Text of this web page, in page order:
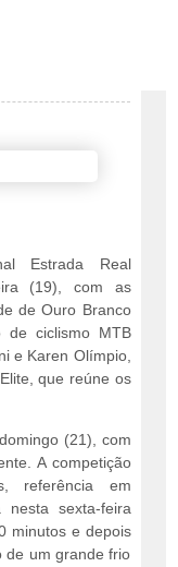
Estrada Real
(19), com as
de Ouro Branco
de ciclismo MTB
e Karen Olímpio,
que reúne os
(21), com
A competição
referência em
sexta-feira
minutos e depois
de um grande frio